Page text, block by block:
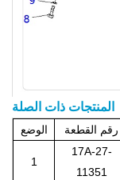
المنتجات ذات الصلة
الوضع رقم القطعة
1
17A-27-
11351